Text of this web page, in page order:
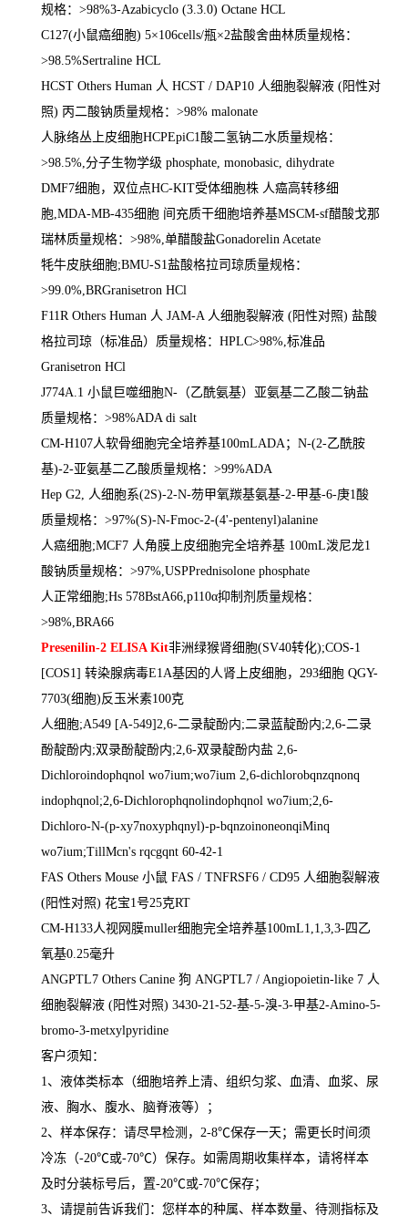
规格： >98%3-Azabicyclo (3.3.0) Octane HCL
C127(小鼠癌细胞) 5×106cells/瓶×2盐酸舍曲林质量规格：
>98.5%Sertraline HCL
HCST Others Human 人 HCST / DAP10 人细胞裂解液 (阳性对
照) 丙二酸钠质量规格： >98% malonate
人脉络丛上皮细胞HCPEpiC1 酸二氢钠二水质量规格：
>98.5%, 分子生物学级 phosphate, monobasic, dihydrate
DMF7细胞，双位点HC-KIT受体细胞株 人癌高转移细
胞 ,MDA-MB-435细胞 间充质干细胞培养基MSCM-sf醋酸戈那
瑞林质量规格： >98%, 单醋酸盐Gonadorelin Acetate
牦牛皮肤细胞;BMU-S1 盐酸格拉司琼质量规格：
>99.0%,BRGranisetron HCl
F11R Others Human 人 JAM-A 人细胞裂解液 (阳性对照) 盐酸
格拉司琼（标准品）质量规格： HPLC>98%, 标准品
Granisetron HCl
J774A.1 小鼠巨噬细胞N- （乙酰氨基）亚氨基二乙酸二钠盐
质量规格： >98%ADA di salt
CM-H107人软骨细胞完全培养基100mLADA ； N-(2-乙酰胺
基)-2-亚氨基二乙酸质量规格： >99%ADA
Hep G2,
人细胞系(2S)-2-N-芴甲氧羰基氨基-2-甲基-6-庚1 酸
质量规格： >97%(S)-N-Fmoc-2-(4'-pentenyl)alanine
人癌细胞;MCF7 人角膜上皮细胞完全培养基 100mL泼尼龙1
酸钠质量规格： >97%,USPPrednisolone phosphate
人正常细胞;Hs 578BstA66,p110α抑制剂质量规格：
>98%,BRA66
Presenilin-2 ELISA Kit非洲绿猴肾细胞(SV40转化);COS-1
[COS1] 转染腺病毒E1A基因的人肾上皮细胞， 293细胞 QGY-
7703(细胞)反玉米素100克
人细胞;A549 [A-549]2,6-二录靛酚内; 二录蓝靛酚内;2,6-二录
酚靛酚内;双录酚靛酚内;2,6-双录靛酚内盐 2,6-
Dichloroindophqnol wo7ium;wo7ium 2,6-dichlorobqnzqnonq
indophqnol;2,6-Dichlorophqnolindophqnol wo7ium;2,6-
Dichloro-N-(p-xy7noxyphqnyl)-p-bqnzoinoneonqiMinq
wo7ium;TillMcn's rqcgqnt 60-42-1
FAS Others Mouse 小鼠 FAS / TNFRSF6 / CD95 人细胞裂解液
(阳性对照) 花宝1 号25克RT
CM-H133人视网膜muller细胞完全培养基100mL1,1,3,3-四乙
氧基0.25毫升
ANGPTL7 Others Canine 狗 ANGPTL7 / Angiopoietin-like 7 人
细胞裂解液 (阳性对照) 3430-21-52-基-5-溴-3-甲基2-Amino-5-
bromo-3-metxylpyridine
客户须知：
1 、液体类标本（细胞培养上清、组织匀浆、血清、血浆、尿
液、胸水、腹水、脑脊液等）；
2、样本保存：请尽早检测， 2-8℃保存一天；需更长时间须
冷冻（-20℃或-70℃）保存。如需周期收集样本，请将样本
及时分装标号后，置-20℃或-70℃保存；
3、请提前告诉我们：您样本的种属、样本数量、待测指标及